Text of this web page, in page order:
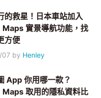
的救星！日本車站加入
實景導航功能，找
方便
07 by Henley
App 你用哪一款？
取用的隱私資料比